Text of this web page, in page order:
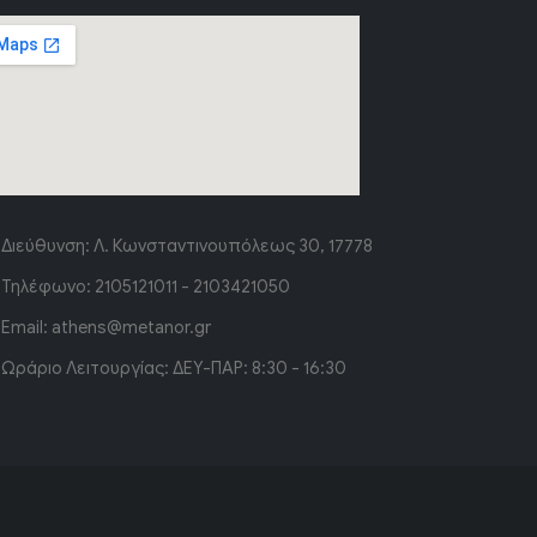
Διεύθυνση: Λ. Κωνσταντινουπόλεως 30, 17778
Τηλέφωνο: 2105121011 - 2103421050
Email: athens@metanor.gr
Ωράριο Λειτουργίας: ΔΕΥ-ΠΑΡ: 8:30 - 16:30